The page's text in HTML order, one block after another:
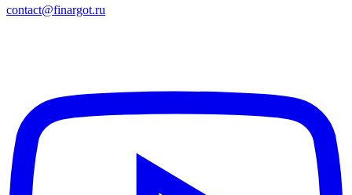
contact@finargot.ru